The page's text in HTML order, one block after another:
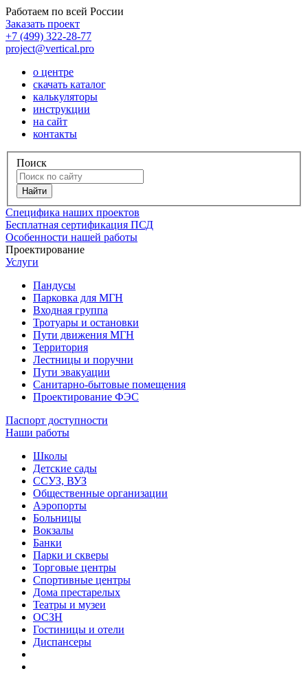
Работаем по всей России
Заказать проект
+7 (499) 322-28-77
project@vertical.pro
о центре
скачать каталог
калькуляторы
инструкции
на сайт
контакты
Поиск
Специфика наших проектов
Бесплатная сертификация ПСД
Особенности нашей работы
Проектирование
Услуги
Пандусы
Парковка для МГН
Входная группа
Тротуары и остановки
Пути движения МГН
Территория
Лестницы и поручни
Пути эвакуации
Санитарно-бытовые помещения
Проектирование ФЭС
Паспорт доступности
Наши работы
Школы
Детские сады
ССУЗ, ВУЗ
Общественные организации
Аэропорты
Больницы
Вокзалы
Банки
Парки и скверы
Торговые центры
Спортивные центры
Дома престарелых
Театры и музеи
ОСЗН
Гостиницы и отели
Диспансеры